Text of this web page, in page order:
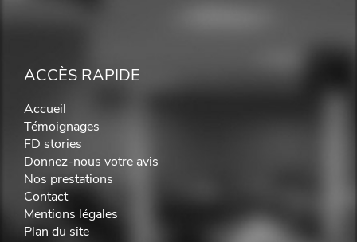
ACCÈS RAPIDE
Accueil
Témoignages
FD stories
Donnez-nous votre avis
Nos prestations
Contact
Mentions légales
Plan du site